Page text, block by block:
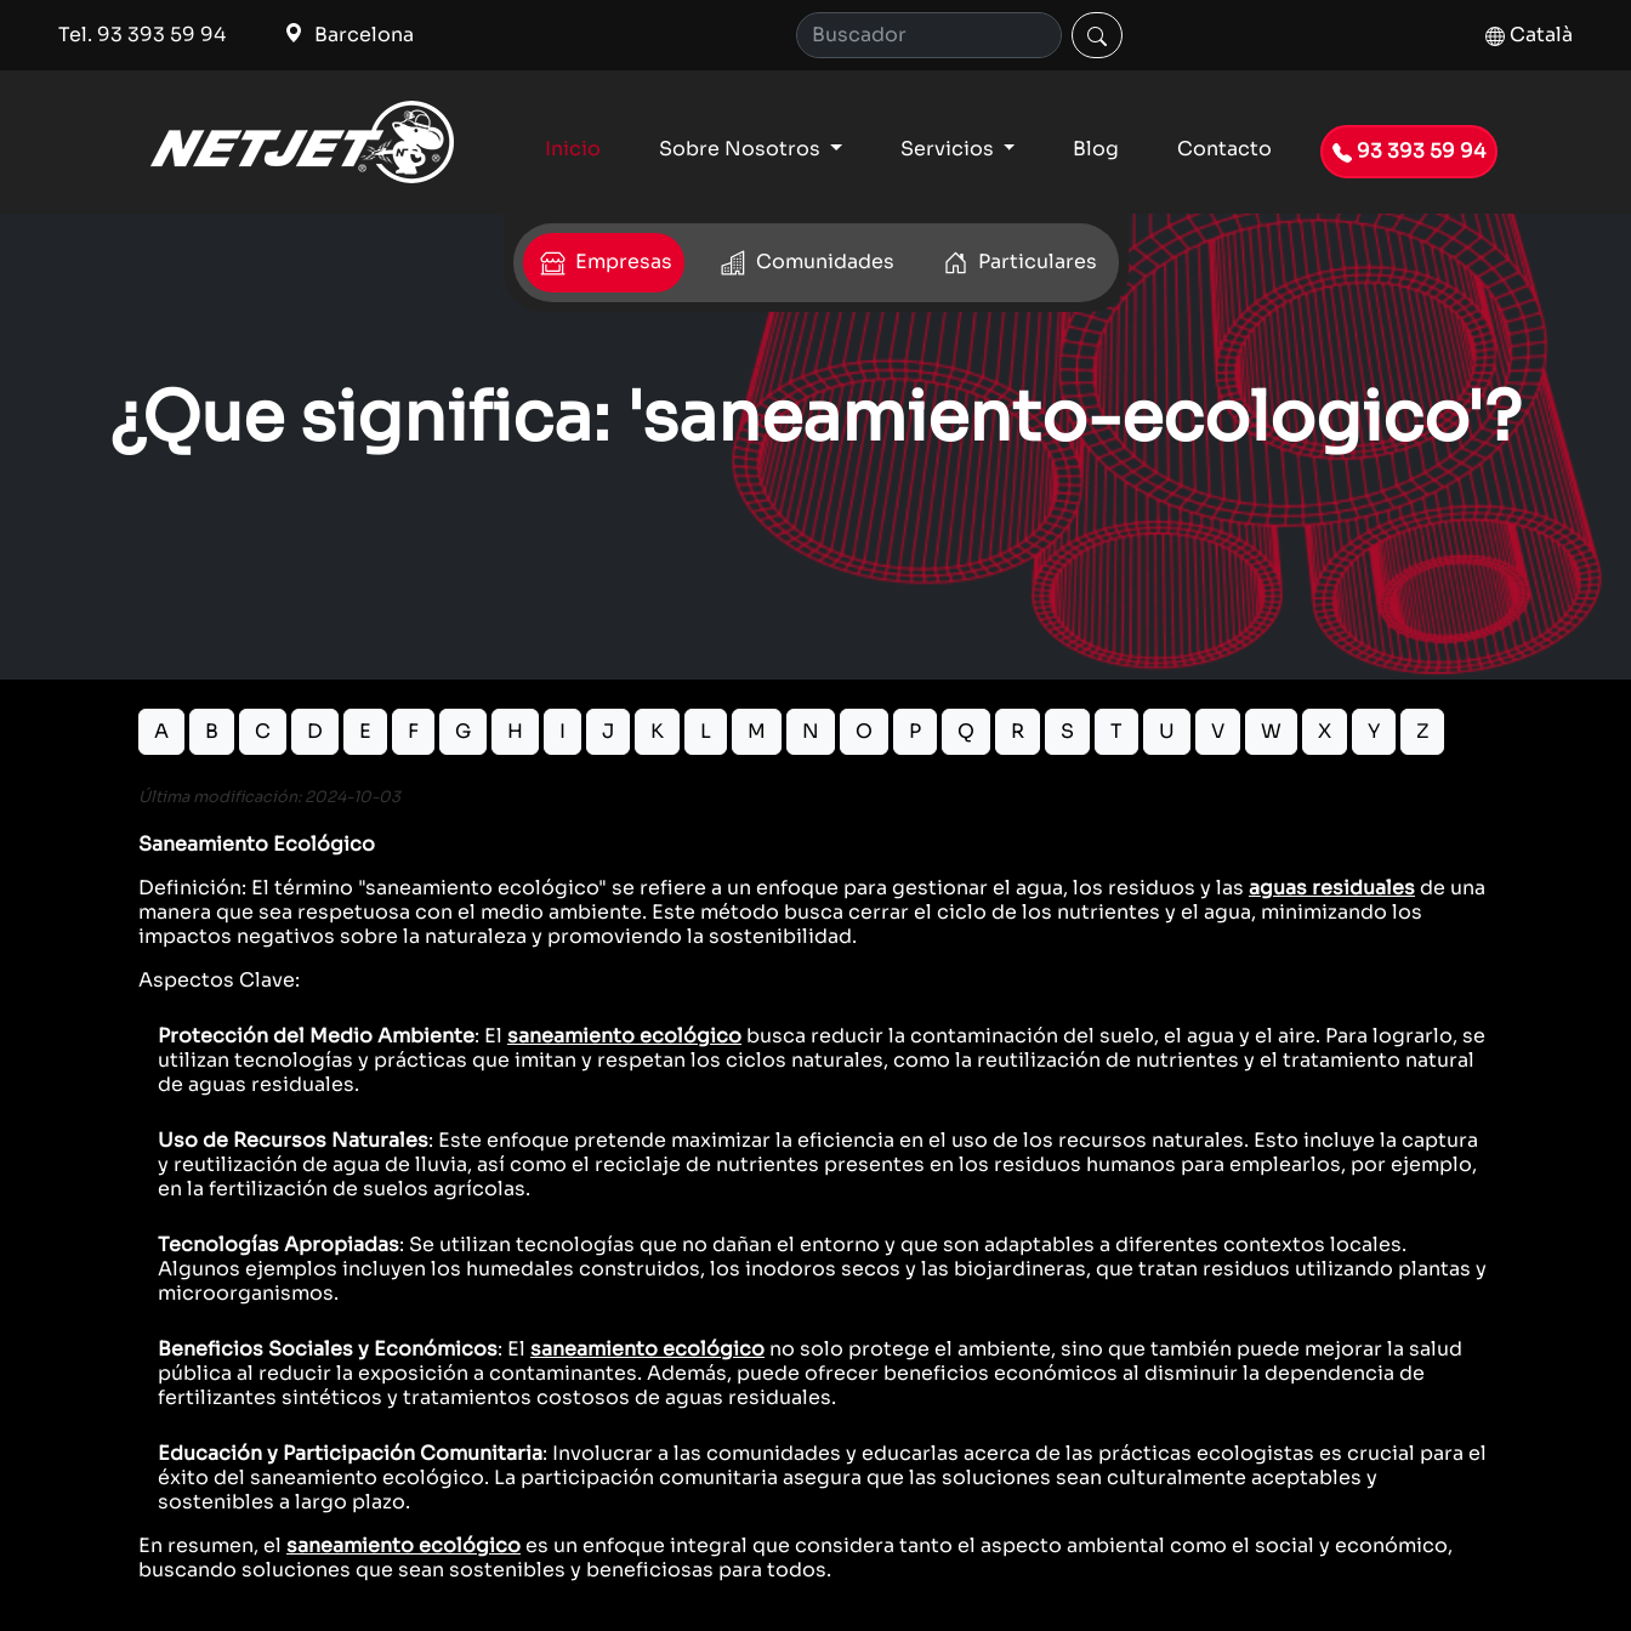
Tel. 93 393 59 94 Barcelona Català
Inicio Sobre Nosotros Servicios Blog Contacto 93 393 59 94
Empresas Comunidades Particulares
¿Que significa: 'saneamiento-ecologico'?
A B C D E F G H I J K L M N O P Q R S T U V W X Y Z
Última modificación: 2024-10-03
Saneamiento Ecológico
Definición: El término "saneamiento ecológico" se refiere a un enfoque para gestionar el agua, los residuos y las aguas residualesde una
manera que sea respetuosa con el medio ambiente. Este método busca cerrar el ciclo de los nutrientes y el agua, minimizando los
impactos negativos sobre la naturaleza y promoviendo la sostenibilidad.
Aspectos Clave:
Protección del Medio Ambiente: El saneamiento ecológico busca reducir la contaminación del suelo, el agua y el aire. Para lograrlo, se
utilizan tecnologías y prácticas que imitan y respetan los ciclos naturales, como la reutilización de nutrientes y el tratamiento natural
de aguas residuales.
Uso de Recursos Naturales: Este enfoque pretende maximizar la eficiencia en el uso de los recursos naturales. Esto incluye la captura
y reutilización de agua de lluvia, así como el reciclaje de nutrientes presentes en los residuos humanos para emplearlos, por ejemplo,
en la fertilización de suelos agrícolas.
Tecnologías Apropiadas: Se utilizan tecnologías que no dañan el entorno y que son adaptables a diferentes contextos locales.
Algunos ejemplos incluyen los humedales construidos, los inodoros secos y las biojardineras, que tratan residuos utilizando plantas y
microorganismos.
Beneficios Sociales y Económicos: El saneamiento ecológico no solo protege el ambiente, sino que también puede mejorar la salud
pública al reducir la exposición a contaminantes. Además, puede ofrecer beneficios económicos al disminuir la dependencia de
fertilizantes sintéticos y tratamientos costosos de aguas residuales.
Educación y Participación Comunitaria: Involucrar a las comunidades y educarlas acerca de las prácticas ecologistas es crucial para el
éxito del saneamiento ecológico. La participación comunitaria asegura que las soluciones sean culturalmente aceptables y
sostenibles a largo plazo.
En resumen, el saneamiento ecológicoes un enfoque integral que considera tanto el aspecto ambiental como el social y económico,
buscando soluciones que sean sostenibles y beneficiosas para todos.